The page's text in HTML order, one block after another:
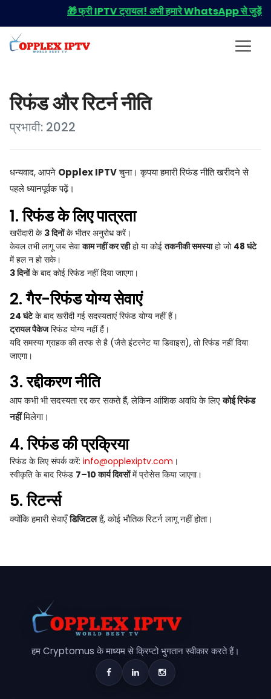
🎁 फ्री IPTV ट्रायल! अभी हमारे WhatsApp से जुड़ें और
रिफंड और रिटर्न नीति
प्रभावी: 2022
धन्यवाद, आपने Opplex IPTVचुना। कृपया हमारी रिफंड नीति खरीदने से
पहले ध्यानपूर्वक पढ़ें।
1. रिफंड के लिए पात्रता
खरीदारी के 3 दिनोंके भीतर अनुरोध करें।
केवल तभी लागू जब सेवाकाम नहीं कर रहीहो या कोईतकनीकी समस्याहो जो 48 घंटे
में हल न हो सके।
3 दिनोंके बाद कोई रिफंड नहीं दिया जाएगा।
2. गैर-रिफंड योग्य सेवाएं
24 घंटेके बाद खरीदी गई सदस्यताएं रिफंड योग्य नहीं हैं।
ट्रायल पैकेजरिफंड योग्य नहीं हैं।
यदि समस्या ग्राहक की तरफ से है (जैसे इंटरनेट या डिवाइस), तो रिफंड नहीं दिया
जाएगा।
3. रद्दीकरण नीति
आप कभी भी सदस्यता रद्द कर सकते हैं, लेकिन आंशिक अवधि के लिएकोई रिफंड
नहींमिलेगा।
4. रिफंड की प्रक्रिया
रिफंड के लिए संपर्क करें: info@opplexiptv.com ।
स्वीकृति के बाद रिफंड 7–10 कार्य दिवसोंमें प्रोसेस किया जाएगा।
5. रिटर्न्स
क्योंकि हमारी सेवाएँडिजिटलहैं, कोई भौतिक रिटर्न लागू नहीं होता।
हम Cryptomus के माध्यम से क्रिप्टो भुगतान स्वीकार करते हैं।